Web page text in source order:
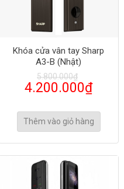
Khóa cửa vân tay Sharp
A3-B (Nhật)
5.800.000₫
4.200.000₫
Thêm vào giỏ hàng